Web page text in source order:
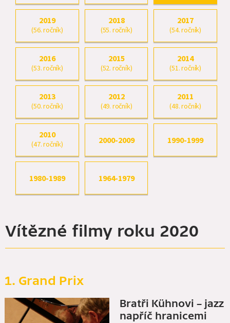
2019
(56. ročník)
2018
(55. ročník)
2017
(54. ročník)
2016
(53. ročník)
2015
(52. ročník)
2014
(51. ročník)
2013
(50. ročník)
2012
(49. ročník)
2011
(48. ročník)
2010
(47. ročník) 2000-2009 1990-1999
1980-1989 1964-1979
Vítězné filmy roku 2020
1. Grand Prix
Bratři Kühnovi – jazz
napříč hranicemi